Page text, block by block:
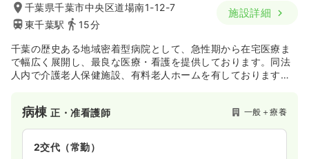
千葉県千葉市中央区道場南1-12-7
東千葉駅
15分
施設詳細
千葉の歴史ある地域密着型病院として、急性期から在宅医療ま
で幅広く展開し、最良な医療・看護を提供しております。同法
人内で介護老人保健施設、有料老人ホームを有しております。
病棟正・准看護師 一般＋療養
2交代（常勤）